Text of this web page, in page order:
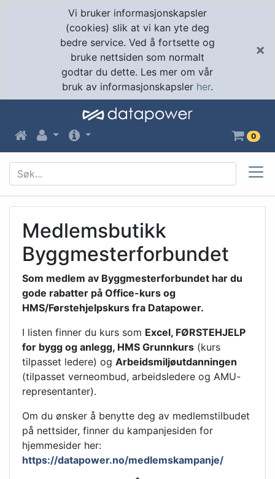
Vi bruker informasjonskapsler
(cookies) slik at vi kan yte deg
bedre service. Ved å fortsette og
bruke nettsiden som normalt
godtar du dette. Les mer om vår
bruk av informasjonskapsler her.
×
0
Medlemsbutikk
Byggmesterforbundet
Som medlem av Byggmesterforbundet har du
gode rabatter på Office-kurs og
HMS/Førstehjelpskurs fra Datapower.
I listen finner du kurs som Excel, FØRSTEHJELP
for bygg og anlegg, HMS Grunnkurs (kurs
tilpasset ledere) og Arbeidsmiljøutdanningen
(tilpasset verneombud, arbeidsledere og AMU-
representanter).
Om du ønsker å benytte deg av medlemstilbudet
på nettsider, finner du kampanjesiden for
hjemmesider her:
https://datapower.no/medlemskampanje/